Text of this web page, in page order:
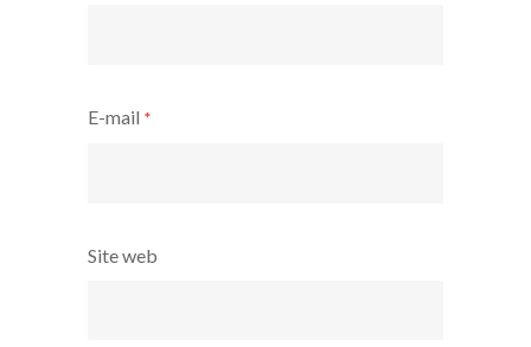
E-mail *
Site web